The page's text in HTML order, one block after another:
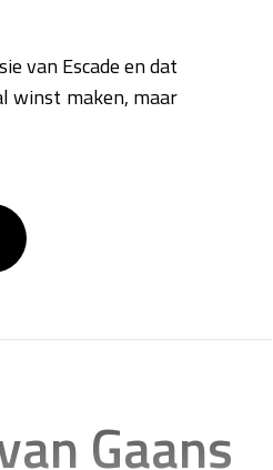
van Escade en dat
winst maken, maar
Gaans